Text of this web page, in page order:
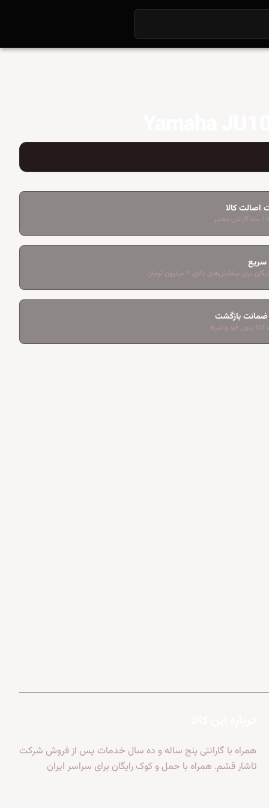
اصالت کالا
سریع
برای سفارش‌های بالای ۲ میلیون تومان
کالا بدون قید و شرط
همراه با گارانتی پنج ساله و ده سال خدمات پس از فروش شرکت
تاشار قشم. همراه با حمل و کوک رایگان برای سراسر ایران